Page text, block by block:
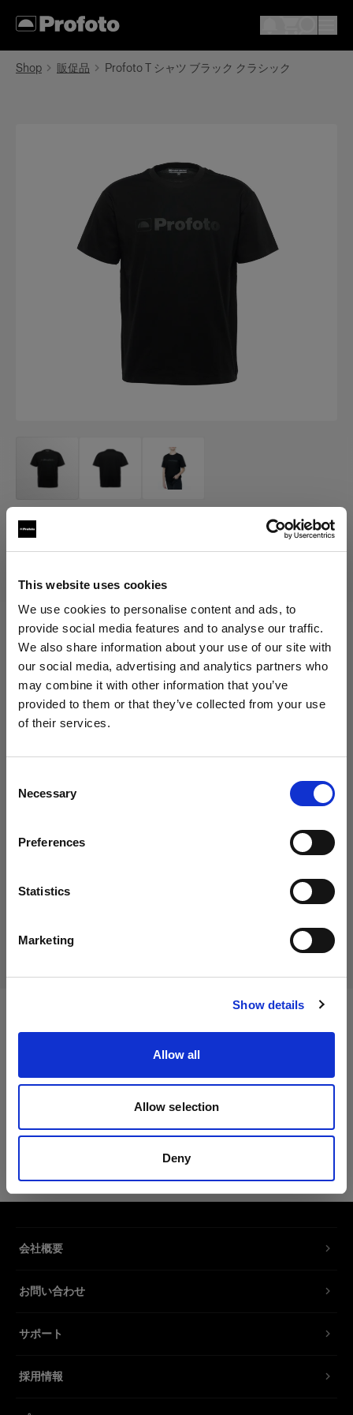
This website uses cookies
We use cookies to personalise content and ads, to
provide social media features and to analyse our traffic.
We also share information about your use of our site with
our social media, advertising and analytics partners who
may combine it with other information that you’ve
provided to them or that they’ve collected from your use
of their services.
Selection
Necessary
Preferences
Statistics
Marketing
Show details
Allow all
Allow selection
Deny
地域を変更しますか？
Austria
サイトにアクセス
Shop 販促品 Profoto T シャツ ブラック クラシック
販促品
ク
(0 )
バリエーションを選択：
選択済み
Profoto T-shirt B Classic XS
35,00 €
消費税込み
配送と返品
仕様：
Profoto T-shirt B Classic XS
黒の控えめなProfotoロゴ入りTシャツ
新作の T シャツ B クラシックは、コットン
材を使用しており、やわらかさと丈夫さを求める
ムフィットで、あらゆるシチュエーションにマッ
の定番となるでしょう。
会社概要
お問い合わせ
サポート
採用情報